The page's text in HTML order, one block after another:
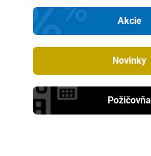
Akcie
Novinky
Požičovňa